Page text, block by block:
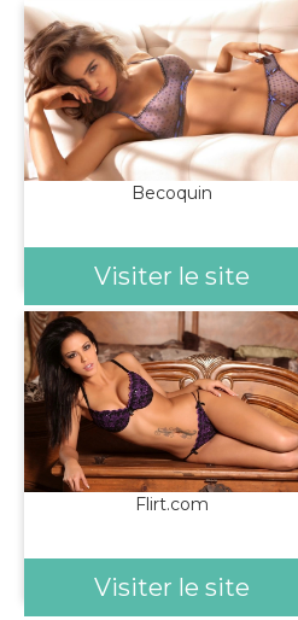
Becoquin
Visiter le site
Flirt.com
Visiter le site